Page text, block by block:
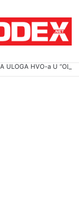
ULOGA HVO-a U “OLUJI”